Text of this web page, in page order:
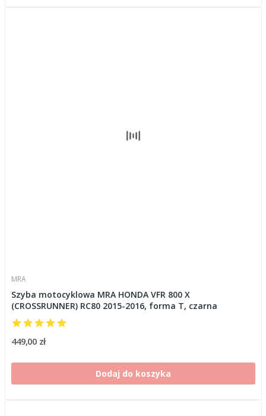
MRA
Szyba motocyklowa MRA HONDA VFR 800 X
(CROSSRUNNER) RC80 2015-2016, forma T, czarna
449,00 zł
Dodaj do koszyka